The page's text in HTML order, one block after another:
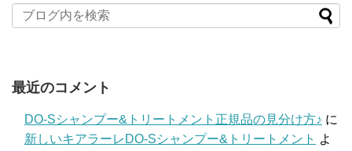
最近のコメント
DO-Sシャンプー&トリートメント正規品の見分け方♪ に
新しいキアラーレDO-Sシャンプー&トリートメント よ